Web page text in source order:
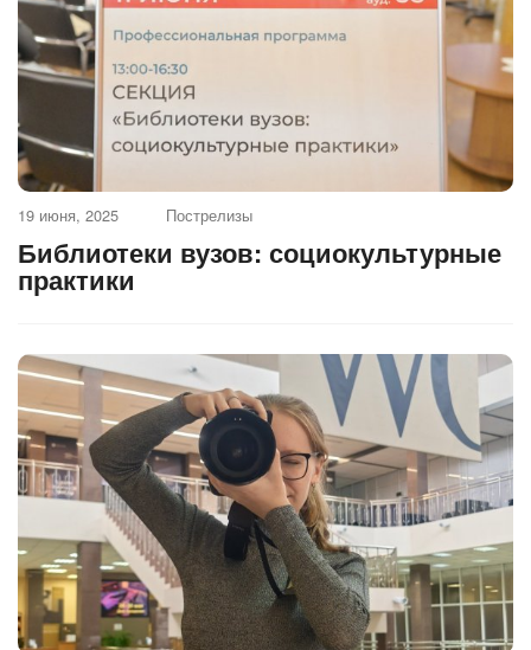
19 июня, 2025 Пострелизы
Библиотеки вузов: социокультурные
практики